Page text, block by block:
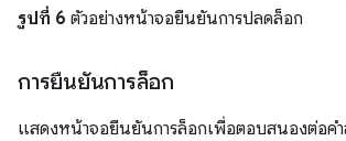
รูปที่ 6 ตัวอย่างหน้าจอยืนยันการปลดล็อก
การยืนยันการล็อก
แสดงหน้าจอยืนยันการล็อกเพื่อตอบสนองต่อคำ